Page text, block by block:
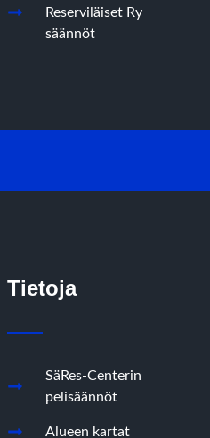
Reserviläiset Ry
säännöt
Tietoja
SäRes-Centerin
pelisäännöt
Alueen kartat